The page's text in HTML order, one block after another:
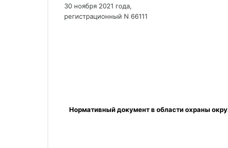
30 ноября 2021 года,
регистрационный N 66111